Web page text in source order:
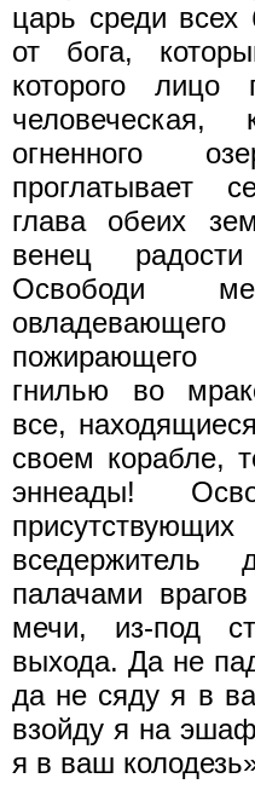
царь среди
от бога,
которого
огненного
проглатывает
глава обеих
венец
Освободи
пожирающего
гнилью во
все,
своем корабле,
эннеады!
палачами
мечи, из-под
выхода. Да не
да не сяду я в
взойду я на
я в ваш